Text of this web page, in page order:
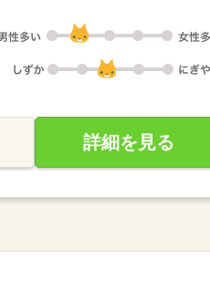
詳細を見る